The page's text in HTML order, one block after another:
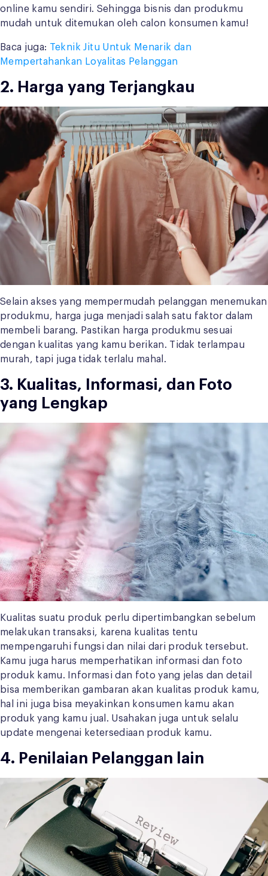
online kamu sendiri. Sehingga bisnis dan produkmu
mudah untuk ditemukan oleh calon konsumen kamu!
Baca juga: Teknik Jitu Untuk Menarik dan
Mempertahankan Loyalitas Pelanggan
2. Harga yang Terjangkau
Selain akses yang mempermudah pelanggan menemukan
produkmu, harga juga menjadi salah satu faktor dalam
membeli barang. Pastikan harga produkmu sesuai
dengan kualitas yang kamu berikan. Tidak terlampau
murah, tapi juga tidak terlalu mahal.
3. Kualitas, Informasi, dan Foto
yang Lengkap
Kualitas suatu produk perlu dipertimbangkan sebelum
melakukan transaksi, karena kualitas tentu
mempengaruhi fungsi dan nilai dari produk tersebut.
Kamu juga harus memperhatikan informasi dan foto
produk kamu. Informasi dan foto yang jelas dan detail
bisa memberikan gambaran akan kualitas produk kamu,
hal ini juga bisa meyakinkan konsumen kamu akan
produk yang kamu jual. Usahakan juga untuk selalu
update mengenai ketersediaan produk kamu.
4. Penilaian Pelanggan lain